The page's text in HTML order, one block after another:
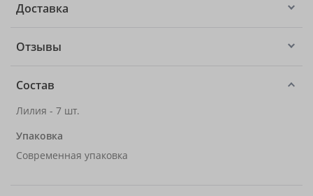
Доставка
Отзывы
Состав
Лилия - 7 шт.
Упаковка
Современная упаковка